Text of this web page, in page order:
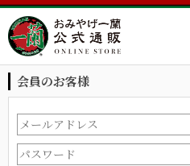
会員のお客様